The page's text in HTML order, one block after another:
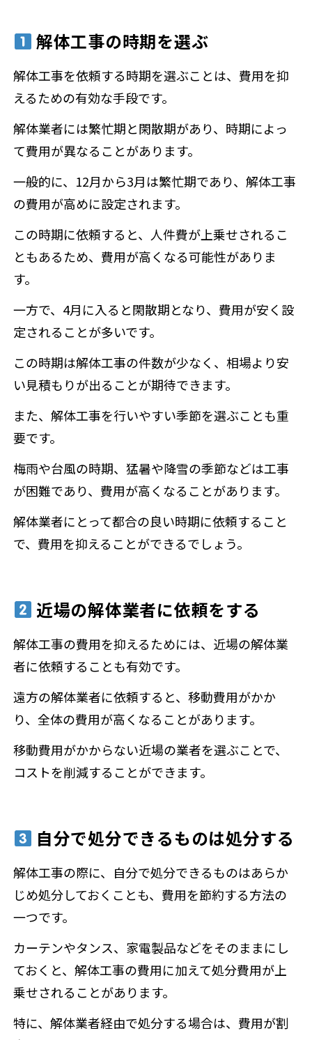
解体工事の時期を選ぶ
解体工事を依頼する時期を選ぶことは、費用を抑
えるための有効な手段です。
解体業者には繁忙期と閑散期があり、時期によっ
て費用が異なることがあります。
一般的に、12月から3月は繁忙期であり、解体工事
の費用が高めに設定されます。
この時期に依頼すると、人件費が上乗せされるこ
ともあるため、費用が高くなる可能性がありま
す。
一方で、4月に入ると閑散期となり、費用が安く設
定されることが多いです。
この時期は解体工事の件数が少なく、相場より安
い見積もりが出ることが期待できます。
また、解体工事を行いやすい季節を選ぶことも重
要です。
梅雨や台風の時期、猛暑や降雪の季節などは工事
が困難であり、費用が高くなることがあります。
解体業者にとって都合の良い時期に依頼すること
で、費用を抑えることができるでしょう。
近場の解体業者に依頼をする
解体工事の費用を抑えるためには、近場の解体業
者に依頼することも有効です。
遠方の解体業者に依頼すると、移動費用がかか
り、全体の費用が高くなることがあります。
移動費用がかからない近場の業者を選ぶことで、
コストを削減することができます。
自分で処分できるものは処分する
解体工事の際に、自分で処分できるものはあらか
じめ処分しておくことも、費用を節約する方法の
一つです。
カーテンやタンス、家電製品などをそのままにし
ておくと、解体工事の費用に加えて処分費用が上
乗せされることがあります。
特に、解体業者経由で処分する場合は、費用が割